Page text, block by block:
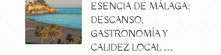
ESENCIA DE MÁLAGA:
DESCANSO,
GASTRONOMÍA Y
CALIDEZ LOCAL …